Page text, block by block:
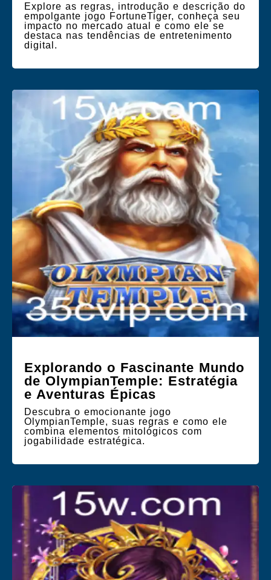
Explore as regras, introdução e descrição do
empolgante jogo FortuneTiger, conheça seu
impacto no mercado atual e como ele se
destaca nas tendências de entretenimento
digital.
Explorando o Fascinante Mundo
de OlympianTemple: Estratégia
e Aventuras Épicas
Descubra o emocionante jogo
OlympianTemple, suas regras e como ele
combina elementos mitológicos com
jogabilidade estratégica.